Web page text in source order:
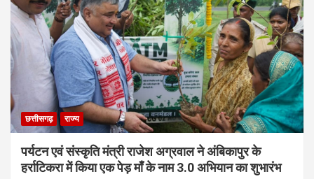
छत्तीसगढ़ राज्य
पर्यटन एवं संस्कृति मंत्री राजेश अग्रवाल ने अंबिकापुर के
हर्राटिकरा में किया एक पेड़ माँ के नाम 3.0 अभियान का शुभारंभ